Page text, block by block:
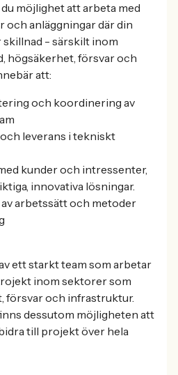
möjlighet att arbeta med
och anläggningar där din
- särskilt inom
högsäkerhet, försvar och
att:
och koordinering av
leverans i tekniskt
kunder och intressenter,
innovativa lösningar.
arbetssätt och metoder
ett starkt team som arbetar
inom sektorer som
försvar och infrastruktur.
dessutom möjligheten att
till projekt över hela